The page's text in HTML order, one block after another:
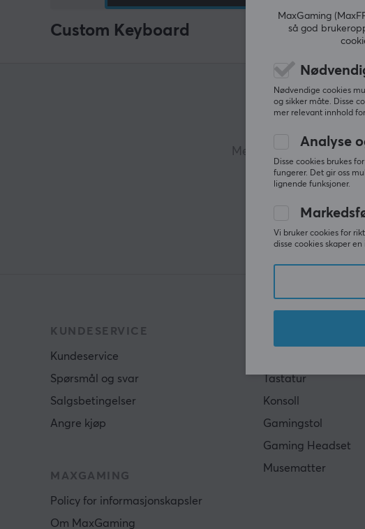
Custom Keyboard
Mer enn 400 000
KUNDESERVICE
Kundeservice
Spørsmål og svar
Salgsbetingelser
Angre kjøp
MAXGAMING
Policy for informasjonskapsler
Om MaxGaming
Tastatur
Konsoll
Gamingstol
Gaming Headset
Musematter
MaxGaming
så god
Nødvendige cookies
og sikker måte. Disse
mer relevant innhold
Analyse
Disse cookies brukes
fungerer. Det gir oss
lignende funksjoner.
Vi bruker cookies for
disse cookies skaper